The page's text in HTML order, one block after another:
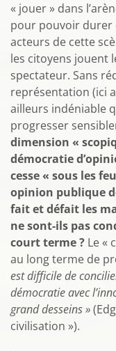
« jouer » dans
pour pouvoir durer
acteurs de cette
les citoyens jouent
spectateur. Sans
représentation (ici
ailleurs indéniable
progresser
dimension «
démocratie
cesse « sous les
opinion publique
fait et défait les
ne sont-ils pas
court terme ? Le «
au long terme de
est difficile de
démocratie avec
grand desseins »
civilisation »).